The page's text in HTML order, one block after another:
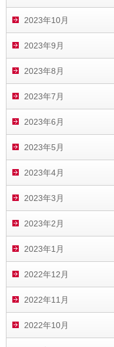
2023年10月
2023年9月
2023年8月
2023年7月
2023年6月
2023年5月
2023年4月
2023年3月
2023年2月
2023年1月
2022年12月
2022年11月
2022年10月